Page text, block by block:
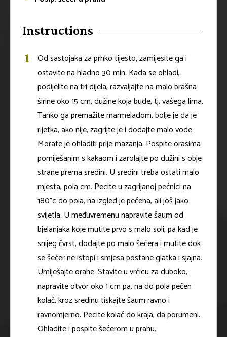
Instructions
Od sastojaka za prhko tijesto, zamijesite ga i
ostavite na hladno 30 min. Kada se ohladi,
podijelite na tri dijela, razvaljajte na malo brašna
širine oko 15 cm, dužine koja bude, tj. vašega lima.
Tanko ga premažite marmeladom, bolje je da je
rijetka, ako nije, zagrijte je i dodajte malo vode.
Morate je ohladiti prije mazanja. Pospite orasima
pomiješanim s kakaom i zarolajte po dužini s obje
strane prema sredini. U sredini treba ostati malo
mjesta, pola cm. Pecite u zagrijanoj pećnici na
180°c do pola, na izgled je pečena, ali još jako
svijetla. U međuvremenu napravite šaum od
bjelanjaka koje mutite prvo s malo soli, pa kad je
snijeg čvrst, dodajte po malo šećera i mutite dok
se šećer ne istopi i smjesa postane glatka i sjajna.
Umiješajte orahe. Stavite u vrćicu za duboko,
napravite otvor oko 1 cm pa, na do pola pečen
kolač, kroz sredinu tiskajte šaum ravno i
ravnomjerno. Pecite kolač do kraja, da porumeni.
Ohladite i pospite šećerom u prahu.